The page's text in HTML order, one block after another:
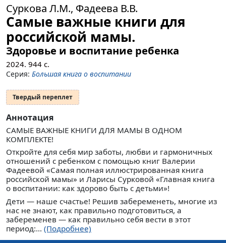
Суркова Л.М., Фадеева В.В.
Самые важные книги для
российской мамы.
Здоровье и воспитание ребенка
2024. 944 с.
Серия: Большая книга о воспитании
Твердый переплет
Аннотация
САМЫЕ ВАЖНЫЕ КНИГИ ДЛЯ МАМЫ В ОДНОМ
КОМПЛЕКТЕ!
Откройте для себя мир заботы, любви и гармоничных
отношений c ребенком с помощью книг Валерии
Фадеевой «Самая полная иллюстрированная книга
российской мамы» и Ларисы Сурковой «Главная книга
о воспитании: как здорово быть с детьми»!
Дети — наше счастье! Решив забеременеть, многие из
нас не знают, как правильно подготовиться, а
забеременев — как правильно себя вести в этот
период:... (Подробнее)